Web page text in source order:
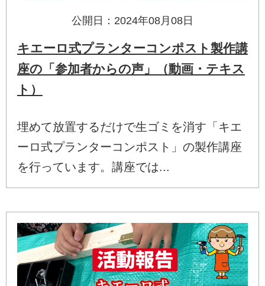
公開日：2024年08月08日
キエーロ式プランターコンポスト製作講
座の「参加者からの声」（動画・テキス
ト）
埋めて放置するだけで生ゴミを消す「キエ
ーロ式プランターコンポスト」の製作講座
を行っています。講座では...